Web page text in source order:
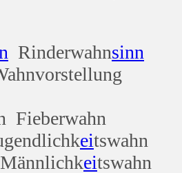
Rinderwahnsinn
Fieberwahn
eitswahn
eitswahn